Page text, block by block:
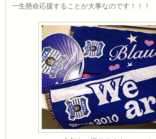
一生懸命応援することが大事なのです！！！